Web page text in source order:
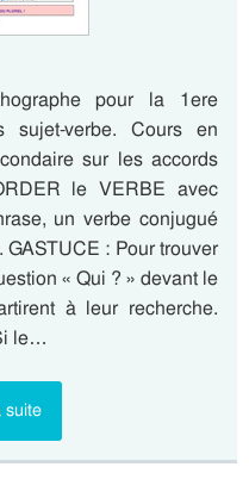
pour la 1ere
sujet-verbe. Cours en
sur les accords
le VERBE avec
un verbe conjugué
GASTUCE : Pour trouver
« Qui ? » devant le
à leur recherche.
le…
suite